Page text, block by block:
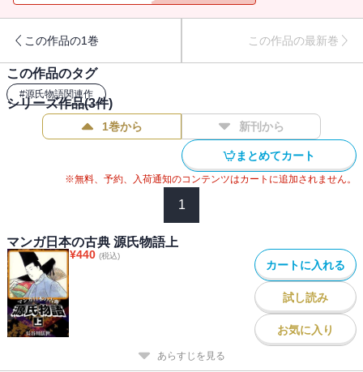
この作品の1巻 この作品の最新巻
この作品のタグ
#源氏物語関連作
シリーズ作品(3件)
1巻から 新刊から
まとめてカート
※無料、予約、入荷通知のコンテンツはカートに追加されません。
1
マンガ日本の古典 源氏物語上
¥440 (税込)
カートに入れる
試し読み
お気に入り
あらすじを見る